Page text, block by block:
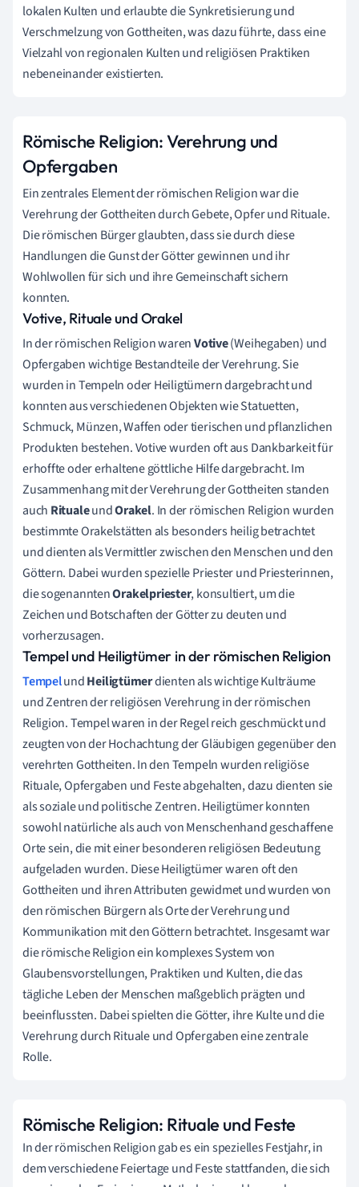
lokalen Kulten und erlaubte die Synkretisierung und
Verschmelzung von Gottheiten, was dazu führte, dass eine
Vielzahl von regionalen Kulten und religiösen Praktiken
nebeneinander existierten.
Römische Religion: Verehrung und
Opfergaben
Ein zentrales Element der römischen Religion war die
Verehrung der Gottheiten durch Gebete, Opfer und Rituale.
Die römischen Bürger glaubten, dass sie durch diese
Handlungen die Gunst der Götter gewinnen und ihr
Wohlwollen für sich und ihre Gemeinschaft sichern
konnten.
Votive, Rituale und Orakel
In der römischen Religion warenVotive(Weihegaben) und
Opfergaben wichtige Bestandteile der Verehrung. Sie
wurden in Tempeln oder Heiligtümern dargebracht und
konnten aus verschiedenen Objekten wie Statuetten,
Schmuck, Münzen, Waffen oder tierischen und pflanzlichen
Produkten bestehen. Votive wurden oft aus Dankbarkeit für
erhoffte oder erhaltene göttliche Hilfe dargebracht. Im
Zusammenhang mit der Verehrung der Gottheiten standen
auch RitualeundOrakel. In der römischen Religion wurden
bestimmte Orakelstätten als besonders heilig betrachtet
und dienten als Vermittler zwischen den Menschen und den
Göttern. Dabei wurden spezielle Priester und Priesterinnen,
die sogenanntenOrakelpriester, konsultiert, um die
Zeichen und Botschaften der Götter zu deuten und
vorherzusagen.
Tempel und Heiligtümer in der römischen Religion
TempelundHeiligtümerdienten als wichtige Kulträume
und Zentren der religiösen Verehrung in der römischen
Religion. Tempel waren in der Regel reich geschmückt und
zeugten von der Hochachtung der Gläubigen gegenüber den
verehrten Gottheiten. In den Tempeln wurden religiöse
Rituale, Opfergaben und Feste abgehalten, dazu dienten sie
als soziale und politische Zentren. Heiligtümer konnten
sowohl natürliche als auch von Menschenhand geschaffene
Orte sein, die mit einer besonderen religiösen Bedeutung
aufgeladen wurden. Diese Heiligtümer waren oft den
Gottheiten und ihren Attributen gewidmet und wurden von
den römischen Bürgern als Orte der Verehrung und
Kommunikation mit den Göttern betrachtet. Insgesamt war
die römische Religion ein komplexes System von
Glaubensvorstellungen, Praktiken und Kulten, die das
tägliche Leben der Menschen maßgeblich prägten und
beeinflussten. Dabei spielten die Götter, ihre Kulte und die
Verehrung durch Rituale und Opfergaben eine zentrale
Rolle.
Römische Religion: Rituale und Feste
In der römischen Religion gab es ein spezielles Festjahr, in
dem verschiedene Feiertage und Feste stattfanden, die sich